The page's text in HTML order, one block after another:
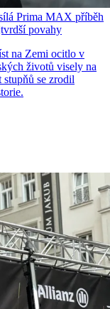
Prima MAX příběh
povahy
na Zemi ocitlo v
životů visely na
se zrodil